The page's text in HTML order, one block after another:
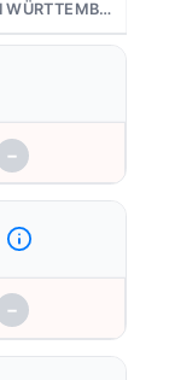
AOK BADEN WÜRTTEMBERG
−
−